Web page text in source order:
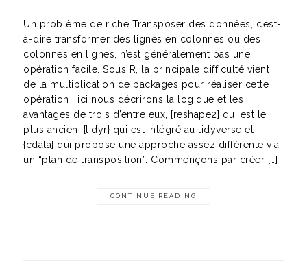
Un problème de riche Transposer des données, c’est-
à-dire transformer des lignes en colonnes ou des
colonnes en lignes, n’est généralement pas une
opération facile. Sous R, la principale difficulté vient
de la multiplication de packages pour réaliser cette
opération : ici nous décrirons la logique et les
avantages de trois d’entre eux, {reshape2} qui est le
plus ancien, {tidyr} qui est intégré au tidyverse et
{cdata} qui propose une approche assez différente via
un “plan de transposition”. Commençons par créer […]
CONTINUE READING